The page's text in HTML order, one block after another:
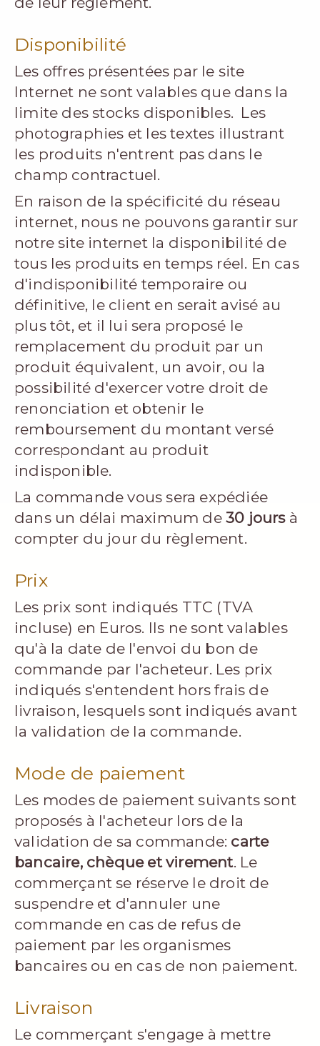
Disponibilité
Les offres présentées par le site
Internet ne sont valables que dans la
limite des stocks disponibles. Les
photographies et les textes illustrant
les produits n'entrent pas dans le
champ contractuel.
En raison de la spécificité du réseau
internet, nous ne pouvons garantir sur
notre site internet la disponibilité de
tous les produits en temps réel. En cas
d'indisponibilité temporaire ou
définitive, le client en serait avisé au
plus tôt, et il lui sera proposé le
remplacement du produit par un
produit équivalent, un avoir, ou la
possibilité d'exercer votre droit de
renonciation et obtenir le
remboursement du montant versé
correspondant au produit
indisponible.
La commande vous sera expédiée
dans un délai maximum de 30 jours à
compter du jour du règlement.
Prix
Les prix sont indiqués TTC (TVA
incluse) en Euros. Ils ne sont valables
qu'à la date de l'envoi du bon de
commande par l'acheteur. Les prix
indiqués s'entendent hors frais de
livraison, lesquels sont indiqués avant
la validation de la commande.
Mode de paiement
Les modes de paiement suivants sont
proposés à l'acheteur lors de la
validation de sa commande: carte
bancaire, chèque et virement. Le
commerçant se réserve le droit de
suspendre et d'annuler une
commande en cas de refus de
paiement par les organismes
bancaires ou en cas de non paiement.
Livraison
Le commerçant s'engage à mettre